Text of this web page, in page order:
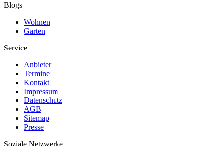
Blogs
Wohnen
Garten
Service
Anbieter
Termine
Kontakt
Impressum
Datenschutz
AGB
Sitemap
Presse
Soziale Netzwerke